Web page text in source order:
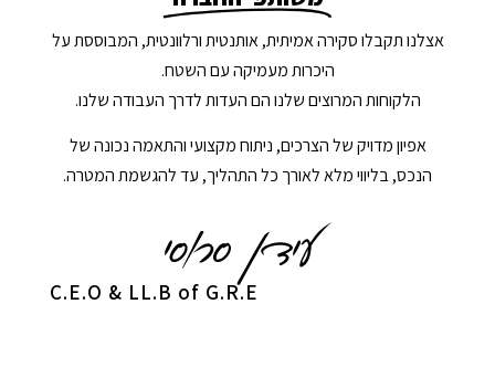
אצלנו תקבלו סקירה אמיתית, אותנטית ורלוונטית, המבוססת על
היכרות מעמיקה עם השטח.
הלקוחות המרוצים שלנו הם העדות לדרך העבודה שלנו.
אפיון מדויק של הצרכים, ניתוח מקצועי והתאמה נכונה של
הנכס, בליווי מלא לאורך כל התהליך, עד להגשמת המטרה.
C.E.O & LL.B of G.R.E